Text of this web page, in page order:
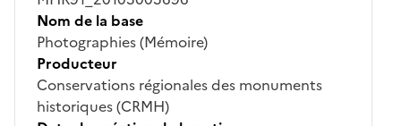
Nom de la base
Photographies (Mémoire)
Producteur
Conservations régionales des monuments
historiques (CRMH)